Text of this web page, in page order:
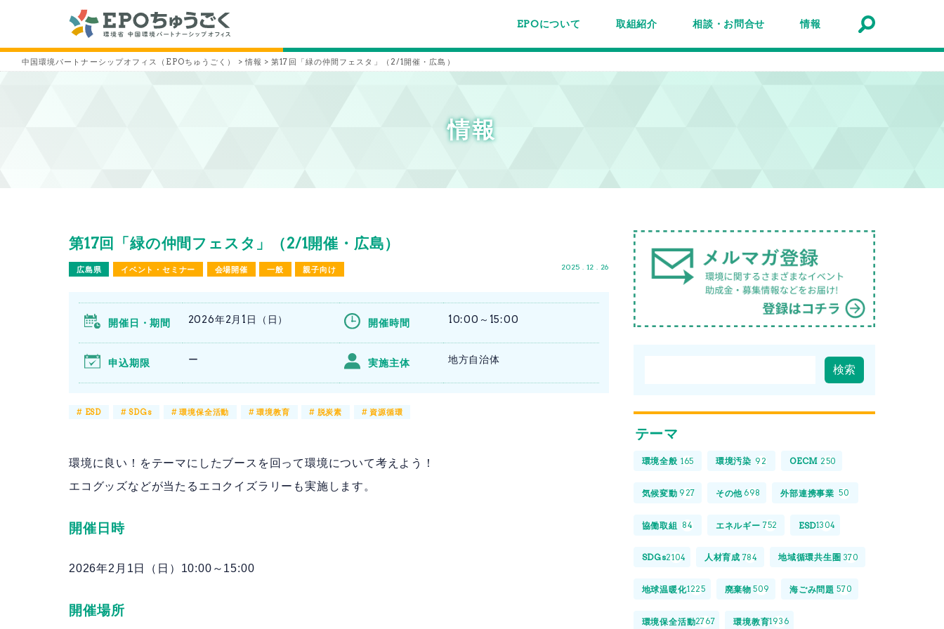
EPOについて 取組紹介 相談・お問合せ 情報
中国環境パートナーシップオフィス（EPOちゅうごく） >情報 >第17回「緑の仲間フェスタ」（2/1開催・広島）
情報
第17回「緑の仲間フェスタ」（2/1開催・広島）
広島県 イベント・セミナー 会場開催 一般 親子向け 2025 . 12 . 26
開催日・期間 2026年2月1日（日） 開催時間 10:00～15:00
申込期限 ー 実施主体 地方自治体
# ESD #SDGs #環境保全活動 #環境教育 # 脱炭素 #資源循環
環境に良い！をテーマにしたブースを回って環境について考えよう！
エコグッズなどが当たるエコクイズラリーも実施します。
開催日時
2026年2月1日（日）10:00～15:00
開催場所
テーマ
環境全般 165 環境汚染 92 OECM 250
気候変動 927 その他 698 外部連携事業 50
協働取組 84 エネルギー 752 ESD1304
SDGs2104 人材育成 784 地域循環共生圏 370
地球温暖化1225 廃棄物 509 海ごみ問題 570
環境保全活動2767 環境教育1936